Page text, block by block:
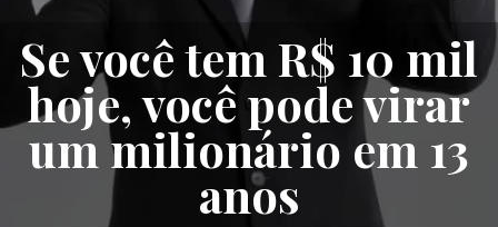
Se você tem R$ 10 mil
hoje, você pode virar
um milionário em 13
anos